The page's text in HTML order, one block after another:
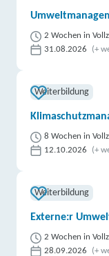
2 Wochen in
31.08.2026
(+
Weiterbildung
8 Wochen in
12.10.2026
(+
Weiterbildung
Externe:r
2 Wochen in
28.09.2026
(+